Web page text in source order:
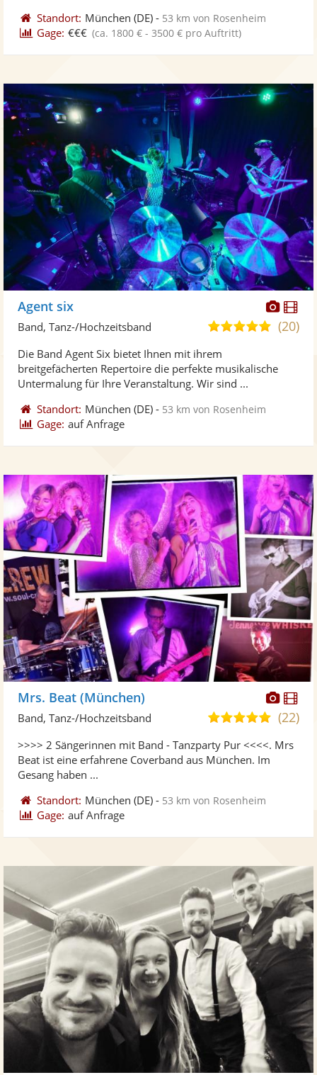
Standort: München (DE) - 53 km von Rosenheim
Gage: €€€ (ca. 1800 € - 3500 € pro Auftritt)
Agent six
5,0(20)
Band, Tanz-/Hochzeitsband
Die Band Agent Six bietet Ihnen mit ihrem
breitgefächerten Repertoire die perfekte musikalische
Untermalung für Ihre Veranstaltung. Wir sind ...
Standort: München (DE) - 53 km von Rosenheim
Gage: auf Anfrage
Fotos
Mrs. Beat (München)
4,9
5
(22)
Band, Tanz-/Hochzeitsband
>>>> 2 Sängerinnen mit Band - Tanzparty Pur <<<<. Mrs
Beat ist eine erfahrene Coverband aus München. Im
Gesang haben ...
Standort: München (DE) - 53 km von Rosenheim
Gage: auf Anfrage